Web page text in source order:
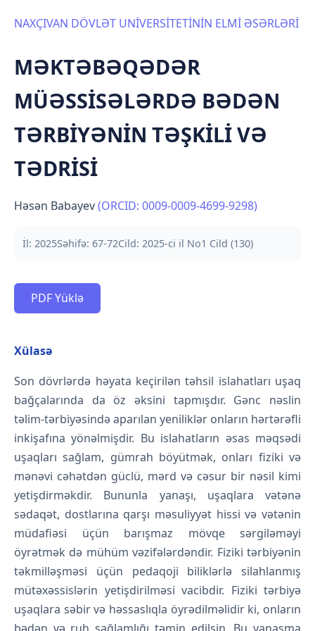
NAXÇIVAN DÖVLƏT UNİVERSİTETİNİN ELMİ ƏSƏRLƏRİ
MƏKTƏBƏQƏDƏR
MÜƏSSİSƏLƏRDƏ BƏDƏN
TƏRBİYƏNİN TƏŞKİLİ VƏ
TƏDRİSİ
Həsən Babayev(ORCID: 0009-0009-4699-9298)
İl: 2025Səhifə: 67-72Cild: 2025-ci il No1 Cild (130)
PDF Yüklə
Xülasə
Son dövrlərdə həyata keçirilən təhsil islahatları uşaq
bağçalarında da öz əksini tapmışdır. Gənc nəslin
təlim-tərbiyəsində aparılan yeniliklər onların hərtərəfli
inkişafına yönəlmişdir. Bu islahatların əsas məqsədi
uşaqları sağlam, gümrah böyütmək, onları fiziki və
mənəvi cəhətdən güclü, mərd və cəsur bir nəsil kimi
yetişdirməkdir. Bununla yanaşı, uşaqlara vətənə
sədaqət, dostlarına qarşı məsuliyyət hissi və vətənin
müdafiəsi üçün barışmaz mövqe sərgiləməyi
öyrətmək də mühüm vəzifələrdəndir. Fiziki tərbiyənin
təkmilləşməsi üçün pedaqoji biliklərlə silahlanmış
mütəxəssislərin yetişdirilməsi vacibdir. Fiziki tərbiyə
uşaqlara səbir və həssaslıqla öyrədilməlidir ki, onların